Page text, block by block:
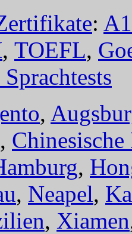
: A1
, TOEFL,
,
, Chinesische
,
, Neapel,
, Xiamen